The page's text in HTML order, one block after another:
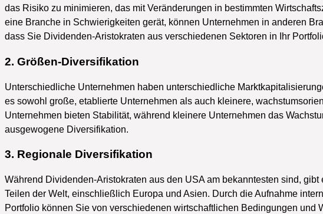
das Risiko zu minimieren, das mit Veränderungen in bestimmten
eine Branche in Schwierigkeiten gerät, können Unternehmen in anderen
dass Sie Dividenden-Aristokraten aus verschiedenen Sektoren in Ihr
2. Größen-Diversifikation
Unterschiedliche Unternehmen haben unterschiedliche
es sowohl große, etablierte Unternehmen als auch kleinere,
Unternehmen bieten Stabilität, während kleinere Unternehmen das
ausgewogene Diversifikation.
3. Regionale Diversifikation
Während Dividenden-Aristokraten aus den USA am bekanntesten sind,
Teilen der Welt, einschließlich Europa und Asien. Durch die Aufnahme
Portfolio können Sie von verschiedenen wirtschaftlichen Bedingungen und